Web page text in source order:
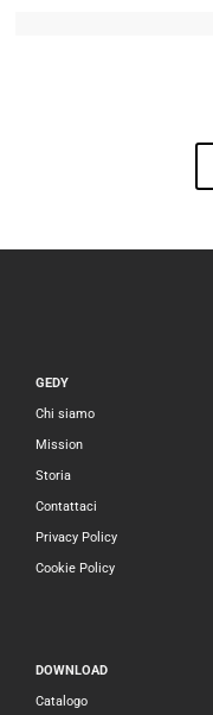
GEDY
Chi siamo
Mission
Storia
Contattaci
Privacy Policy
Cookie Policy
DOWNLOAD
Catalogo